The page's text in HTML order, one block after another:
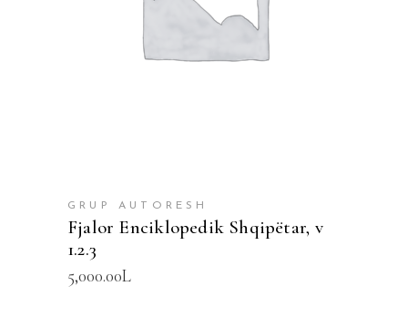
GRUP AUTORESH
Fjalor Enciklopedik Shqipëtar, v
1.2.3
5,000.00L